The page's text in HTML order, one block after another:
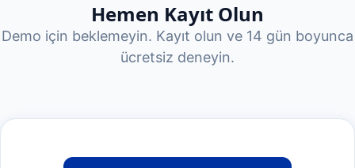
Hemen Kayıt Olun
Demo için beklemeyin. Kayıt olun ve 14 gün boyunca
ücretsiz deneyin.